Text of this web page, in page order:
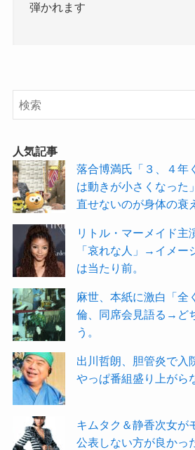
弾かれます
人気記事
落合博満氏「３、４年
は動きが小さくなっ
直せないのが身体の衰
リトル・マーメイド主
「哀れな人」→イメー
は当たり前。
麻世、本紙に激白「全
倫、同席会見語る→ど
う。
出川哲朗、胆管炎で
やっぱ番組盛り上がら
キムタク＆静香次女
公表しない方が良かっ